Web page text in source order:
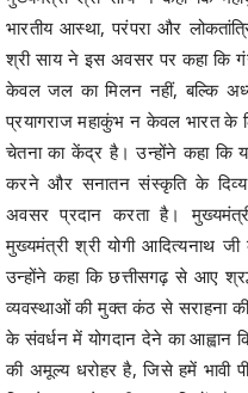
भारतीय आस्था, परंपरा और
श्री साय ने इस अवसर पर कहा कि
केवल जल का मिलन नहीं, बल्कि
प्रयागराज महाकुंभ न केवल भारत के
चेतना का केंद्र है। उन्होंने कहा कि
करने और सनातन संस्कृति के दिव्य
अवसर प्रदान करता है।
मुख्यमंत्री श्री योगी आदित्यनाथ
उन्होंने कहा कि छत्तीसगढ़ से आए
व्यवस्थाओं की मुक्त कंठ से सराहना
के संवर्धन में योगदान देने का आह्वान
की अमूल्य धरोहर है, जिसे हमें भावी